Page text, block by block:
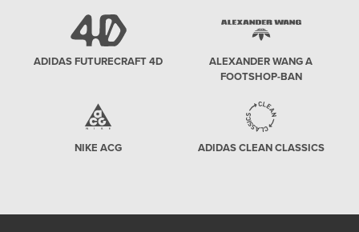
ADIDAS FUTURECRAFT 4D
ALEXANDER WANG A
FOOTSHOP-BAN
NIKE ACG ADIDAS CLEAN CLASSICS